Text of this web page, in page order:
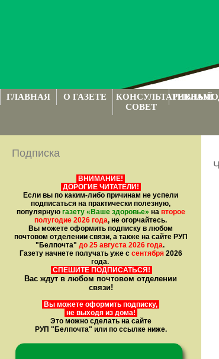
ГЛАВНАЯ О ГАЗЕТЕ
КОНСУЛЬТАТИВНЫЙ
СОВЕТ
Подписка
ВНИМАНИЕ!
ДОРОГИЕ ЧИТАТЕЛИ!
Если вы по каким-либо причинам не успели
подписаться на практически полезную,
популярную газету «Ваше здоровье» на второе
полугодие 2026 года, не огорчайтесь.
Вы можете оформить подписку в любом
почтовом отделении связи, а также на сайте РУП
"Белпочта" до 25 августа 2026 года.
Газету начнете получать уже с сентября2026
года.
СПЕШИТЕ ПОДПИСАТЬСЯ!
Вас ждут в любом почтовом отделении
связи!
Вы можете оформить подписку,
не выходя из дома!
Это можно сделать на сайте
РУП "Белпочта" или по ссылке ниже.